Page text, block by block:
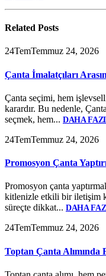
Related Posts
24TemTemmuz 24, 2026
Çanta İmalatçıları
Çanta seçimi, hem
karardır. Bu nedenle,
seçmek, hem... DAHA
24TemTemmuz 24, 2026
Promosyon Çanta
Promosyon çanta
kitlenizle etkili bir iletişim
süreçte dikkat... DAHA
24TemTemmuz 24, 2026
Toptan Çanta Alımında